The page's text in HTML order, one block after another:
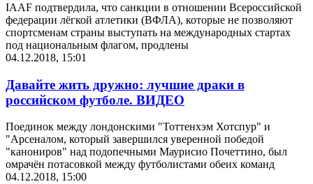
IAAF подтвердила, что санкции в отношении Всероссийской
федерации лёгкой атлетики (ВФЛА), которые не позволяют
спортсменам страны выступать на международных стартах
под национальным флагом, продлены
04.12.2018, 15:01
Давайте жить дружно: лучшие драки в
российском футболе. ВИДЕО
Поединок между лондонскими "Тоттенхэм Хотспур" и
"Арсеналом, который завершился уверенной победой
"канониров" над подопечными Маурисио Почеттино, был
омрачён потасовкой между футболистами обеих команд
04.12.2018, 15:00